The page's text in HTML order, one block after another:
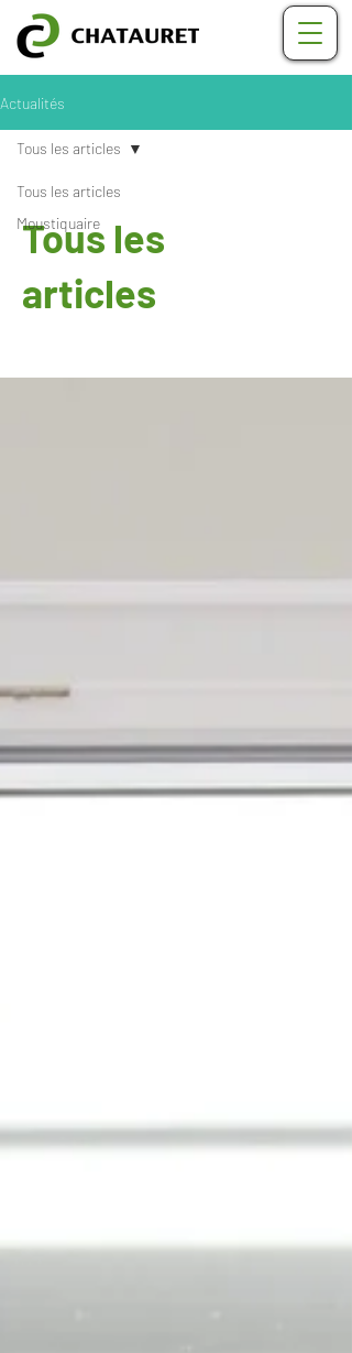
Actualités
Tous les articles
Moustiquaire
Tous les articles
Tous les
articles